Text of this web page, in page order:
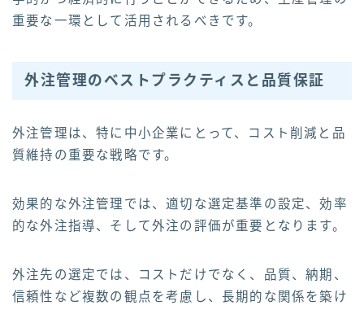
重要な一環として活用されるべきです。
外注管理のベストプラクティスと品質保証
外注管理は、特に中小企業にとって、コスト削減と品
質維持の重要な戦略です。
効果的な外注管理では、適切な選定基準の設定、効率
的な外注指導、そして外注の評価が重要となります。
外注先の選定では、コストだけでなく、品質、納期、
信頼性など複数の観点を考慮し、長期的な関係を築け